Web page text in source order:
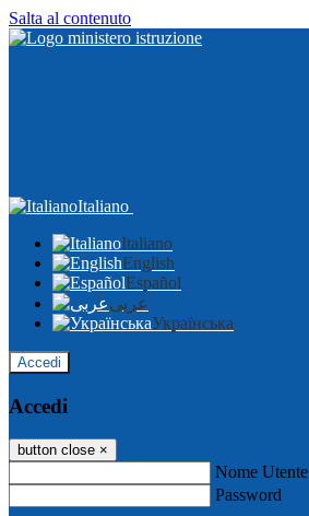
Salta al contenuto
Italiano
Italiano
English
Español
عربى
Українська
Accedi
Accedi
button close ×
Nome Utente
Password